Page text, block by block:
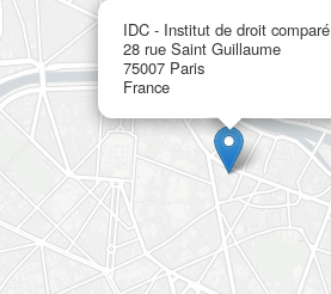
IDC - Institut de droit comparé
28 rue Saint Guillaume
75007 Paris
France